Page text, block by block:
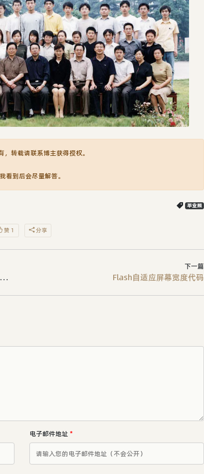
，转载请联系博主获得授权。
看到后会尽量解答。
毕业照
赞 1 分享
登录失败或出现错误信息（无跳转、提示失败、出现错误信息）的解决方法
下一篇
Flash自适应屏幕宽度代码
电子邮件地址 *